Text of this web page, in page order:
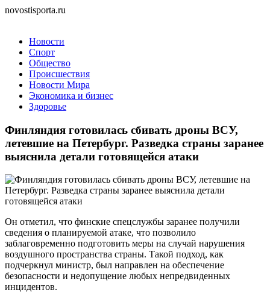
novostisporta.ru
Новости
Спорт
Общество
Происшествия
Новости Мира
Экономика и бизнес
Здоровье
Финляндия готовилась сбивать дроны ВСУ,
летевшие на Петербург. Разведка страны заранее
выяснила детали готовящейся атаки
Он отметил, что финские спецслужбы заранее получили
сведения о планируемой атаке, что позволило
заблаговременно подготовить меры на случай нарушения
воздушного пространства страны. Такой подход, как
подчеркнул министр, был направлен на обеспечение
безопасности и недопущение любых непредвиденных
инцидентов.